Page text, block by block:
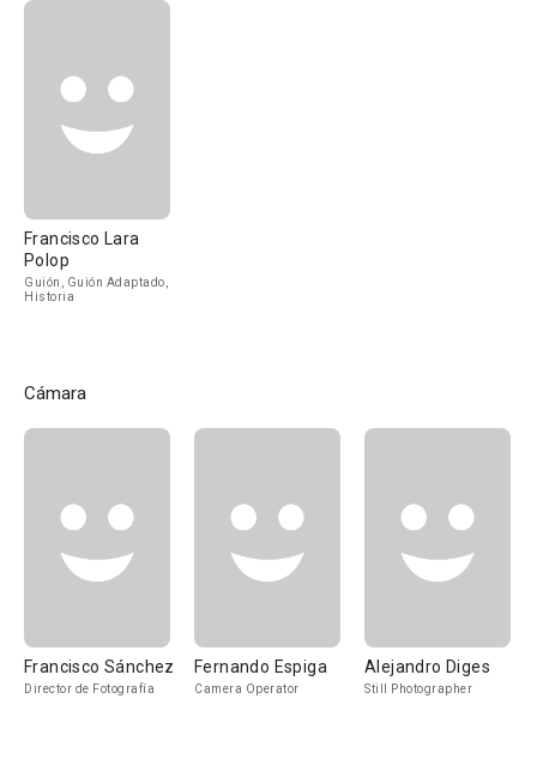
Francisco Lara
Polop
Guión, Guión Adaptado,
Historia
Cámara
Francisco Sánchez
Director de Fotografía
Fernando Espiga
Camera Operator
Alejandro Diges
Still Photographer